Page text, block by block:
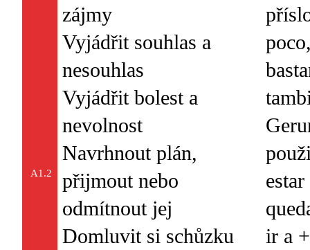
A1.2
zájmy
Vyjádřit souhlas a
nesouhlas
Vyjádřit bolest a
nevolnost
Navrhnout plán,
přijmout nebo
odmítnout jej
Domluvit si schůzku
ir a